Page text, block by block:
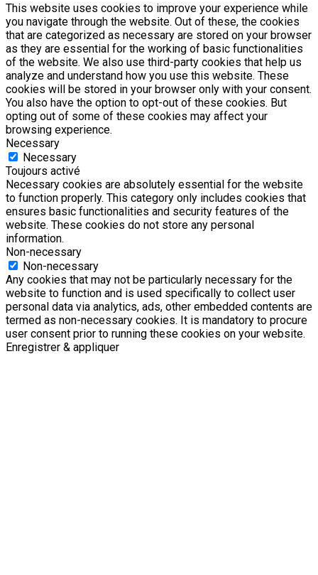
This website uses cookies to improve your experience while
you navigate through the website. Out of these, the cookies
that are categorized as necessary are stored on your browser
as they are essential for the working of basic functionalities
of the website. We also use third-party cookies that help us
analyze and understand how you use this website. These
cookies will be stored in your browser only with your consent.
You also have the option to opt-out of these cookies. But
opting out of some of these cookies may affect your
browsing experience.
Necessary
Necessary
Toujours activé
Necessary cookies are absolutely essential for the website
to function properly. This category only includes cookies that
ensures basic functionalities and security features of the
website. These cookies do not store any personal
information.
Non-necessary
Non-necessary
Any cookies that may not be particularly necessary for the
website to function and is used specifically to collect user
personal data via analytics, ads, other embedded contents are
termed as non-necessary cookies. It is mandatory to procure
user consent prior to running these cookies on your website.
Enregistrer & appliquer